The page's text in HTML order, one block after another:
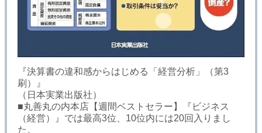
『決算書の違和感からはじめる「経営分析」（第3
刷）』
（日本実業出版社）
■丸善丸の内本店【週間ベストセラー】『ビジネス
（経営）』では最高3位、10位内には20回入りまし
た。